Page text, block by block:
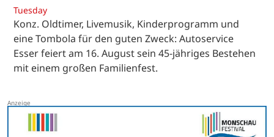
Tuesday
Konz. Oldtimer, Livemusik, Kinderprogramm und
eine Tombola für den guten Zweck: Autoservice
Esser feiert am 16. August sein 45-jähriges Bestehen
mit einem großen Familienfest.